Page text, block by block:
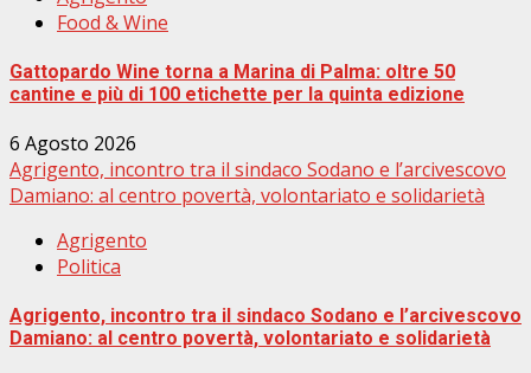
Food & Wine
Gattopardo Wine torna a Marina di Palma: oltre 50
cantine e più di 100 etichette per la quinta edizione
6 Agosto 2026
Agrigento, incontro tra il sindaco Sodano e l’arcivescovo
Damiano: al centro povertà, volontariato e solidarietà
Agrigento
Politica
Agrigento, incontro tra il sindaco Sodano e l’arcivescovo
Damiano: al centro povertà, volontariato e solidarietà